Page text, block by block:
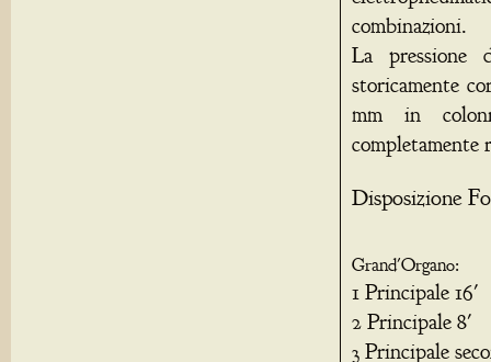
combinazioni.
La pressione
storicamente
mm in
completamente
Disposizione
Grand'Organo:
1 Principale 16'
2 Principale 8'
3 Principale